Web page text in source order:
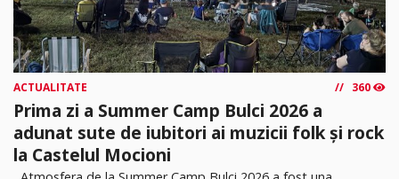
ACTUALITATE 360
Prima zi a Summer Camp Bulci 2026 a
adunat sute de iubitori ai muzicii folk și rock
la Castelul Mocioni